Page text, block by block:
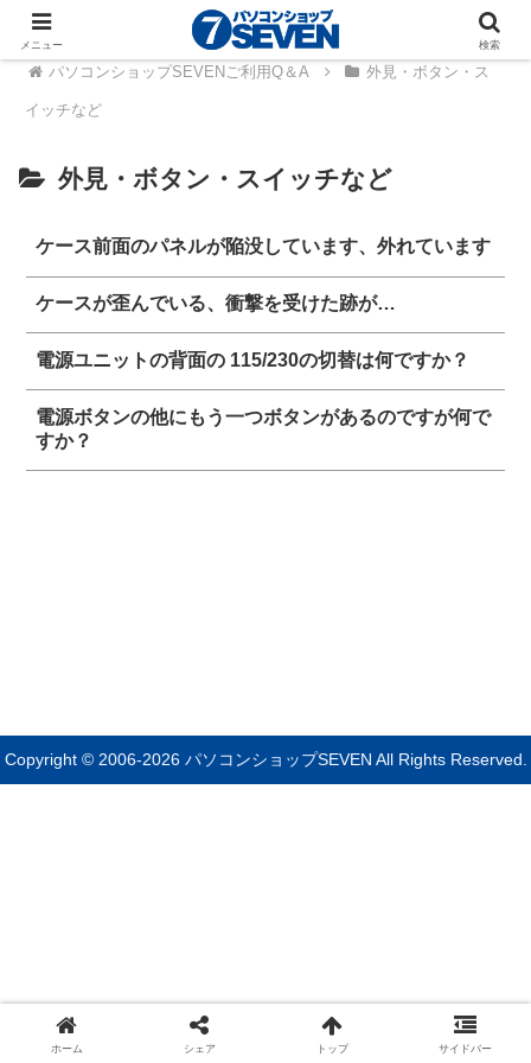
パソコンショップSEVENご利用Q＆A 外見・ボタン・ス
イッチなど
外見・ボタン・スイッチなど
ケース前面のパネルが陥没しています、外れています
ケースが歪んでいる、衝撃を受けた跡が…
電源ユニットの背面の 115/230の切替は何ですか？
電源ボタンの他にもう一つボタンがあるのですが何で
すか？
Copyright © 2006-2026 パソコンショップSEVEN All Rights Reserved.
メニュー 検索
ホーム シェア トップ サイドバー